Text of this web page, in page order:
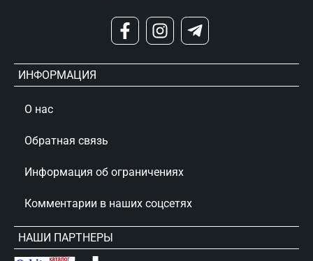
ИНФОРМАЦИЯ
О нас
Обратная связь
Информация об ограничениях
Комментарии в наших соцсетях
НАШИ ПАРТНЕРЫ